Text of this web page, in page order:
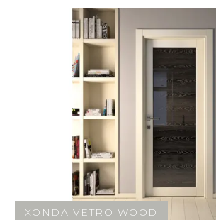
XONDA VETRO WOOD